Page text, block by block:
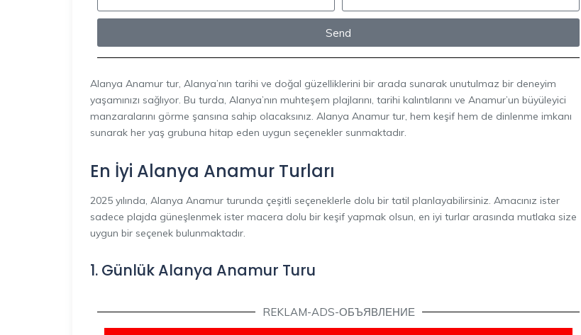
Send
Alanya Anamur tur, Alanya’nın tarihi ve doğal güzelliklerini bir arada sunarak unutulmaz bir deneyim
yaşamınızı sağlıyor. Bu turda, Alanya’nın muhteşem plajlarını, tarihi kalıntılarını ve Anamur’un büyüleyici
manzaralarını görme şansına sahip olacaksınız. Alanya Anamur tur, hem keşif hem de dinlenme imkanı
sunarak her yaş grubuna hitap eden uygun seçenekler sunmaktadır.
En İyi Alanya Anamur Turları
2025 yılında, Alanya Anamur turunda çeşitli seçeneklerle dolu bir tatil planlayabilirsiniz. Amacınız ister
sadece plajda güneşlenmek ister macera dolu bir keşif yapmak olsun, en iyi turlar arasında mutlaka size
uygun bir seçenek bulunmaktadır.
1. Günlük Alanya Anamur Turu
REKLAM-ADS-ОБЪЯВЛЕНИЕ